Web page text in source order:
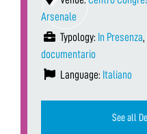
Arsenale
Typology: In Presenza,
documentario
Language: Italiano
See all